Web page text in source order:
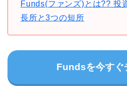
Funds(ファンズ)とは?? 投
長所と3つの短所
Fundsを今すぐ